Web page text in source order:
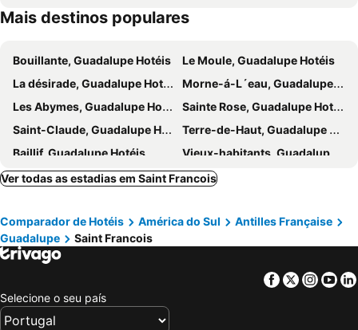
Mais destinos populares
Bouillante, Guadalupe Hotéis
Le Moule, Guadalupe Hotéis
La désirade, Guadalupe Hotéis
Morne-á-L´eau, Guadalupe Hotéis
Les Abymes, Guadalupe Hotéis
Sainte Rose, Guadalupe Hotéis
Saint-Claude, Guadalupe Hotéis
Terre-de-Haut, Guadalupe Hotéis
Baillif, Guadalupe Hotéis
Vieux-habitants, Guadalupe Hotéis
Marigot, Hotéis
Rosalie, Hotéis
Bolans, Hotéis
Willikies, Hotéis
Five Islands, Hotéis
Pointe Noire, Guadalupe Hotéis
Galley Bay, Hotéis
English Harbour Town, Hotéis
Le Gosier, Guadalupe Hotéis
Simpson Bay, Saint-Martin Hotéis
Ver todas as estadias em Saint Francois
Comparador de Hotéis América do Sul
Antilles Française
Guadalupe
Saint Francois
Facebook
Twitter
Selecione o seu país